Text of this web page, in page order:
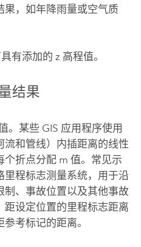
果，如年降雨量或空气质
有添加的 z 高程值。
结果
。某些 GIS 应用程序使用
和管线）内插距离的线性
折点分配 m 值。常见示
程标志测量系统，用于沿
制、事故位置以及其他事故
距设定位置的里程标志距离
考标记的距离。